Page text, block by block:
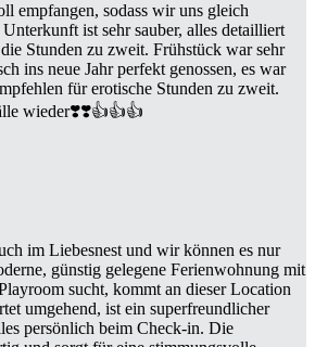
empfangen, sodass wir uns gleich
ist sehr sauber, alles detailliert
Stunden zu zweit. Frühstück war sehr
ins neue Jahr perfekt genossen, es war
für erotische Stunden zu zweit.
wieder❣️❣️👍👍👍
im Liebesnest und wir können es nur
günstig gelegene Ferienwohnung mit
sucht, kommt an dieser Location
umgehend, ist ein superfreundlicher
persönlich beim Check-in. Die